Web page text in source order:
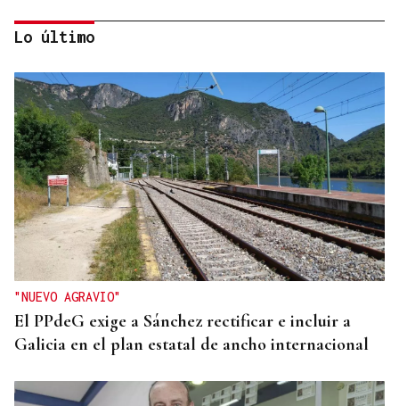
APELA A LA CONSTITUCIÓN
Abascal: “La traición de Pedro Sánchez a los
españoles debe llevarse a los tribunales”
Lo último
"NUEVO AGRAVIO"
El PPdeG exige a Sánchez rectificar e incluir a
Galicia en el plan estatal de ancho internacional